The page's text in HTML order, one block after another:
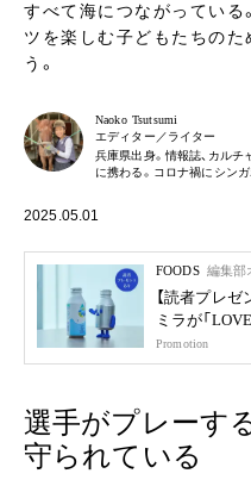
すべて海につながっている
ツを楽しむ子どもたちのた
う。
Naoko Tsutsumi
エディター／ライター
兵庫県出身。情報誌、カル
に携わる。コロナ禍にシン
2025.05.01
FOODS 編集部
【読者プレ
ミラが「
来
Promotion
選手がプレーす
守られている